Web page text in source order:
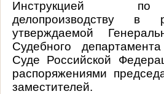
Инструкцией
делопроизводству в
утверждаемой
Судебного
Суде Российской
распоряжениями
заместителей.